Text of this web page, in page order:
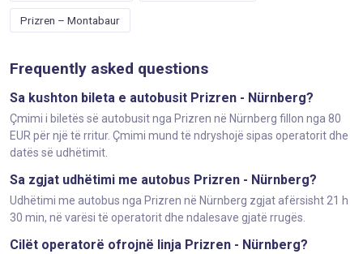
Prizren – Montabaur
Frequently asked questions
Sa kushton bileta e autobusit Prizren - Nürnberg?
Çmimi i biletës së autobusit nga Prizren në Nürnberg fillon nga 80
EUR për një të rritur. Çmimi mund të ndryshojë sipas operatorit dhe
datës së udhëtimit.
Sa zgjat udhëtimi me autobus Prizren - Nürnberg?
Udhëtimi me autobus nga Prizren në Nürnberg zgjat afërsisht 21 h
30 min, në varësi të operatorit dhe ndalesave gjatë rrugës.
Cilët operatorë ofrojnë linja Prizren - Nürnberg?